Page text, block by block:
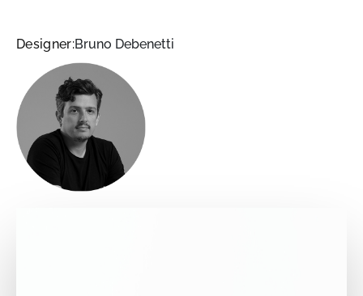
Designer:Bruno Debenetti